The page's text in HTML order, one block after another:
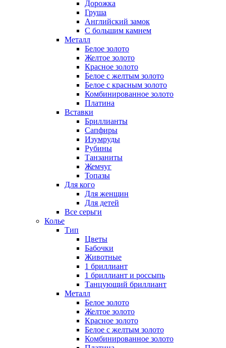
Дорожка
Груша
Английский замок
С большим камнем
Металл
Белое золото
Желтое золото
Красное золото
Белое с желтым золото
Белое с красным золото
Комбинированное золото
Платина
Вставки
Бриллианты
Сапфиры
Изумруды
Рубины
Танзаниты
Жемчуг
Топазы
Для кого
Для женщин
Для детей
Все серьги
Колье
Тип
Цветы
Бабочки
Животные
1 бриллиант
1 бриллиант и россыпь
Танцующий бриллиант
Металл
Белое золото
Желтое золото
Красное золото
Белое с желтым золото
Комбинированное золото